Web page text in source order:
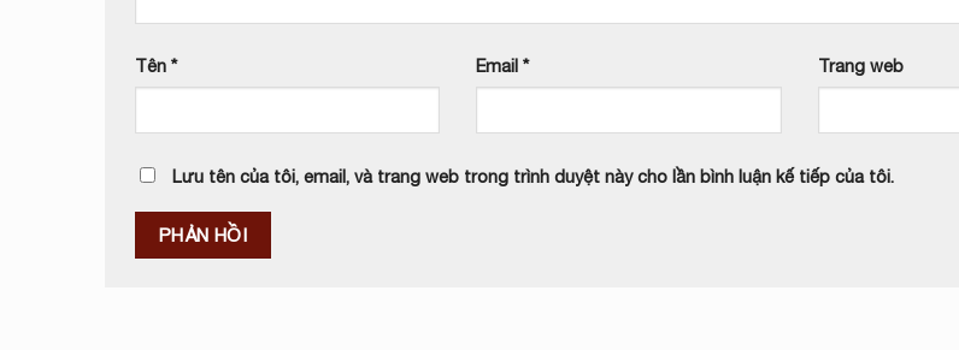
Tên * Email* Trang web
Lưu tên của tôi, email, và trang web trong trình duyệt này cho lần bình luận kế tiếp của tôi.